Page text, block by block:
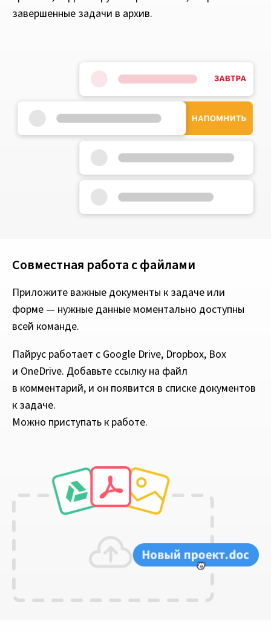
завершенные задачи в архив.
Совместная работа с файлами
Приложите важные документы к задаче или
форме — нужные данные моментально доступны
всей команде.
Пайрус работает с Google Drive, Dropbox, Box
и OneDrive. Добавьте ссылку на файл
в комментарий, и он появится в списке документов
к задаче.
Можно приступать к работе.